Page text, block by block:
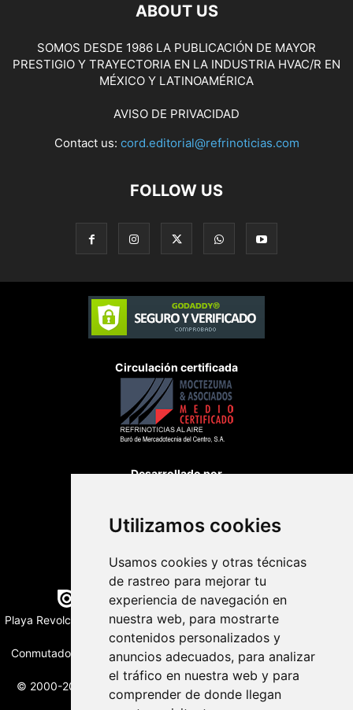
Utilizamos cookies
Usamos cookies y otras técnicas
de rastreo para mejorar tu
experiencia de navegación en
nuestra web, para mostrarte
contenidos personalizados y
anuncios adecuados, para analizar
el tráfico en nuestra web y para
comprender de donde llegan
ABOUT US
SOMOS DESDE 1986 LA PUBLICACIÓN DE MAYOR
PRESTIGIO Y TRAYECTORIA EN LA INDUSTRIA HVAC/R EN
MÉXICO Y LATINOAMÉRICA
AVISO DE PRIVACIDAD
Contact us: cord.editorial@refrinoticias.com
FOLLOW US
Circulación certificada
Desarrollado por
Edición digital con tecnología
Playa Revolcadero 222 Col. Reforma Iztaccihuatl Norte C.P. 08810
CIUDAD DE MEXICO
Conmutador CIUDAD DE MEXICO (+52) 555 740 4476, 555 740
© 2000-2026 BURO DE MERCADOTECNIA DEL CENTRO, S.A.
Todos los derechos reservados